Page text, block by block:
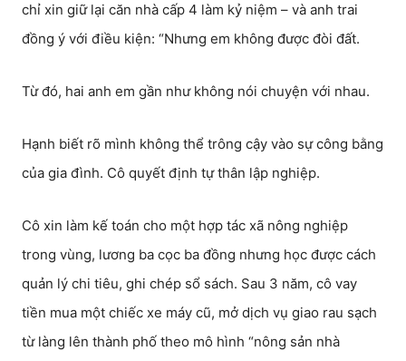
chỉ xin giữ lại căn nhà cấp 4 làm kỷ niệm – và anh trai
đồng ý với điều kiện: “Nhưng em không được đòi đất.
Từ đó, hai anh em gần như không nói chuyện với nhau.
Hạnh biết rõ mình không thể trông cậy vào sự công bằng
của gia đình. Cô quyết định tự thân lập nghiệp.
Cô xin làm kế toán cho một hợp tác xã nông nghiệp
trong vùng, lương ba cọc ba đồng nhưng học được cách
quản lý chi tiêu, ghi chép sổ sách. Sau 3 năm, cô vay
tiền mua một chiếc xe máy cũ, mở dịch vụ giao rau sạch
từ làng lên thành phố theo mô hình “nông sản nhà